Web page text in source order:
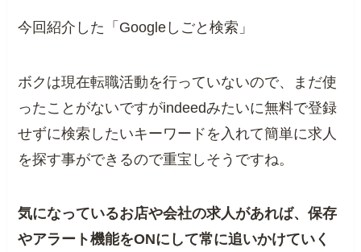
今回紹介した「Googleしごと検索」
ボクは現在転職活動を行っていないので、まだ使
ったことがないですがindeedみたいに無料で登録
せずに検索したいキーワードを入れて簡単に求人
を探す事ができるので重宝しそうですね。
気になっているお店や会社の求人があれば、保存
やアラート機能をONにして常に追いかけていく